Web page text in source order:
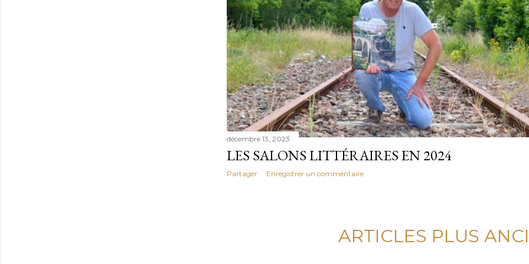
décembre 13, 2023
LES SALONS LITTÉRAIRES EN 2024
Partager Enregistrer un commentaire
ARTICLES PLUS